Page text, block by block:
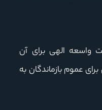
واسعه الهی برای آن
عموم بازماندگان به